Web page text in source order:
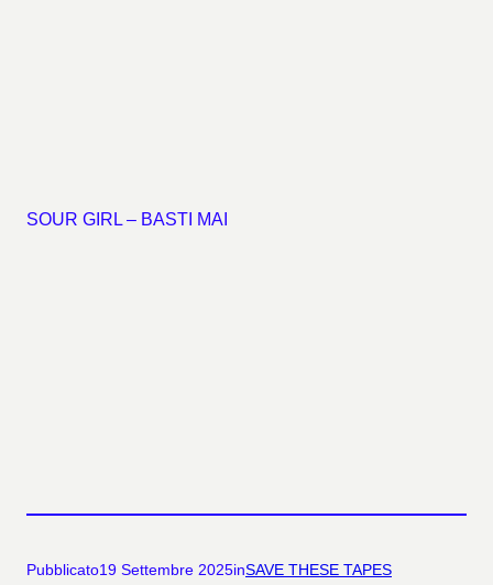
SOUR GIRL – BASTI MAI
Pubblicato19 Settembre 2025inSAVE THESE TAPES